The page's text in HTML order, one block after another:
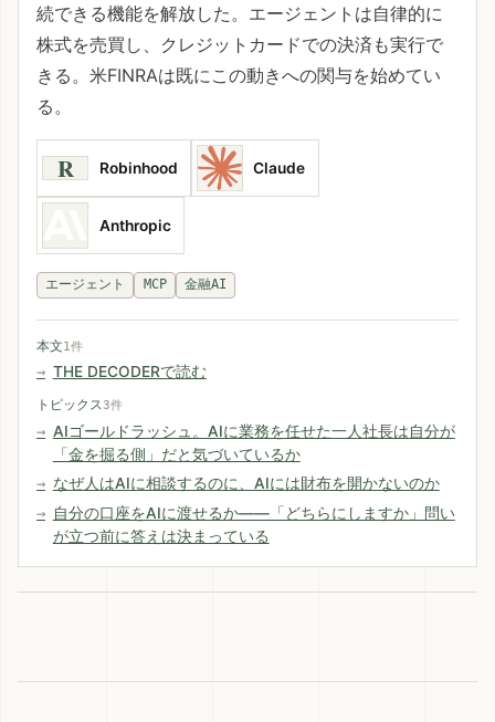
続できる機能を解放した。エージェントは自律的に
株式を売買し、クレジットカードでの決済も実行で
きる。米FINRAは既にこの動きへの関与を始めてい
る。
R Robinhood Claude
Anthropic
エージェント MCP 金融AI
本文1件
THE DECODERで読む
トピックス3件
AIゴールドラッシュ。AIに業務を任せた一人社長は自分が
「金を掘る側」だと気づいているか
なぜ人はAIに相談するのに、AIには財布を開かないのか
自分の口座をAIに渡せるか——「どちらにしますか」問い
が立つ前に答えは決まっている